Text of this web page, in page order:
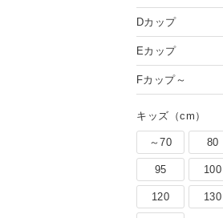
Dカップ
Eカップ
Fカップ～
キッズ（cm）
～70 80
95 100
120 130